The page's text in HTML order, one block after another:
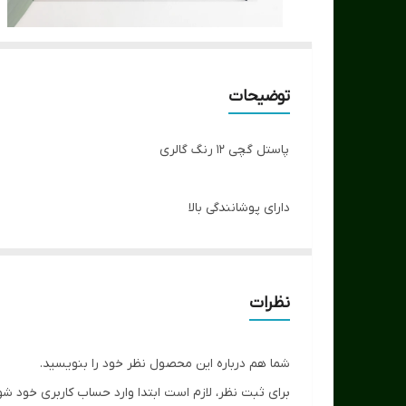
توضیحات
پاستل‌ گچی ۱۲ رنگ گالری
دارای پوشانندگی بالا
نظرات
شما هم درباره این محصول نظر خود را بنویسید.
برای ثبت نظر، لازم است ابتدا وارد حساب کاربری خود